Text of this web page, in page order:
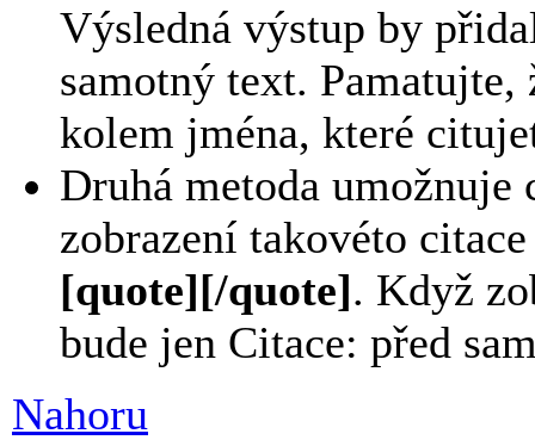
Výsledná výstup by
samotný text. Pamatujte,
kolem jména, které
Druhá metoda umožnuje
zobrazení takovéto
[quote][/quote]. Když
bude jen Citace: před
Nahoru